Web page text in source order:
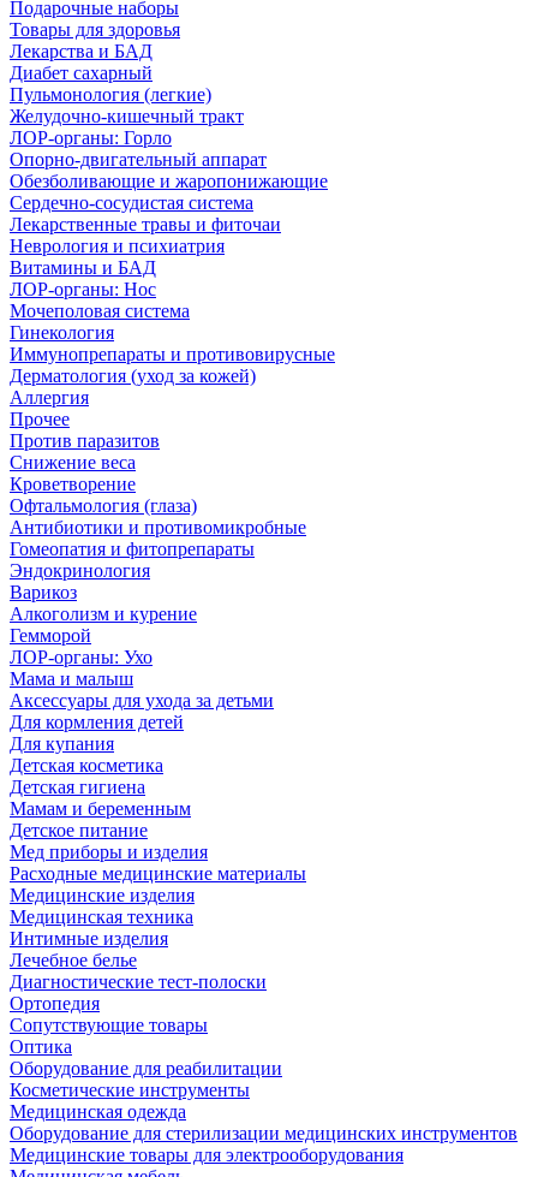
Подарочные наборы
Товары для здоровья
Лекарства и БАД
Диабет сахарный
Пульмонология (легкие)
Желудочно-кишечный тракт
ЛОР-органы: Горло
Опорно-двигательный аппарат
Обезболивающие и жаропонижающие
Сердечно-сосудистая система
Лекарственные травы и фиточаи
Неврология и психиатрия
Витамины и БАД
ЛОР-органы: Нос
Мочеполовая система
Гинекология
Иммунопрепараты и противовирусные
Дерматология (уход за кожей)
Аллергия
Прочее
Против паразитов
Снижение веса
Кроветворение
Офтальмология (глаза)
Антибиотики и противомикробные
Гомеопатия и фитопрепараты
Эндокринология
Варикоз
Алкоголизм и курение
Гемморой
ЛОР-органы: Ухо
Мама и малыш
Аксессуары для ухода за детьми
Для кормления детей
Для купания
Детская косметика
Детская гигиена
Мамам и беременным
Детское питание
Мед приборы и изделия
Расходные медицинские материалы
Медицинские изделия
Медицинская техника
Интимные изделия
Лечебное белье
Диагностические тест-полоски
Ортопедия
Сопутствующие товары
Оптика
Оборудование для реабилитации
Косметические инструменты
Медицинская одежда
Оборудование для стерилизации медицинских инструментов
Медицинские товары для электрооборудования